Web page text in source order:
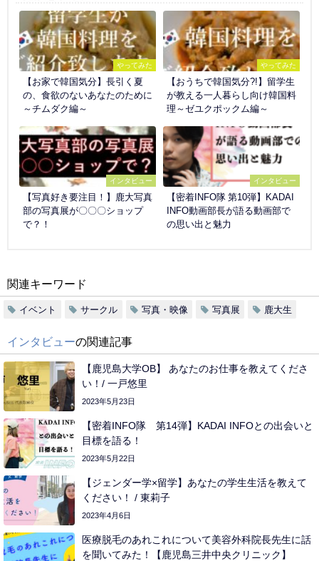
やってみた
【お家で韓国気分】長引く夏
の、食欲のないあなたのために
～チムダク編～
やってみた
【おうちで韓国気分?!】留学生
が教える一人暮らし向け韓国料
理～ゼユクポックム編～
インタビュー
【写真好き要注目！】鹿大写真
部の写真展が〇〇〇ショップ
で？！
インタビュー
【密着INFO隊 第10弾】KADAI
INFO動画部長が語る動画部で
の思い出と魅力
関連キーワード
イベント サークル 写真・映像 写真展 鹿大生
インタビューの関連記事
【鹿児島大学OB】 あなたのお仕事を教えてくださ
い！/ 一戸悠里
2023年5月23日
【密着INFO隊 第14弾】KADAI INFOとの出会いと
目標を語る！
2023年5月22日
【ジェンダー学×留学】あなたの学生生活を教えて
ください！ / 東莉子
2023年4月6日
医療脱毛のあれこれについて美容外科院長先生に話
を聞いてみた！【鹿児島三井中央クリニック】